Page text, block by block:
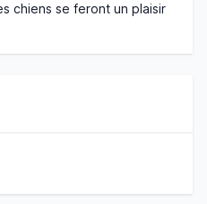
chiens se feront un plaisir